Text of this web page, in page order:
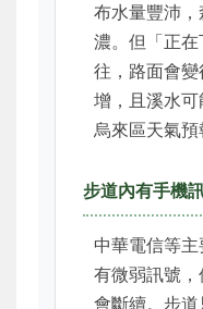
布水量豐沛
濃。但「正
往，路面會
增，且溪水
烏來區天氣預
步道內有手機
中華電信等
有微弱訊號
會斷續。步道